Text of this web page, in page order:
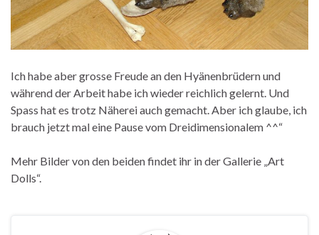
Ich habe aber grosse Freude an den Hyänenbrüdern und
während der Arbeit habe ich wieder reichlich gelernt. Und
Spass hat es trotz Näherei auch gemacht. Aber ich glaube, ich
brauch jetzt mal eine Pause vom Dreidimensionalem ^^“
Mehr Bilder von den beiden findet ihr in der Gallerie „Art
Dolls“.